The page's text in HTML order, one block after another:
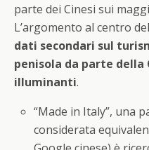
parte dei Cinesi sui
L’argomento al centro
dati secondari sul
penisola da parte della
illuminanti.
“Made in Italy”, una
considerata